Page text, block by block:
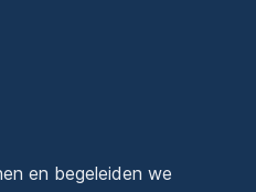
en begeleiden we